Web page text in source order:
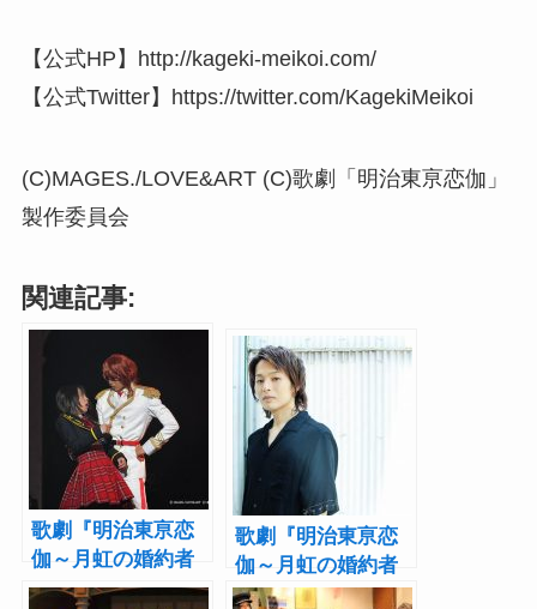
【公式HP】http://kageki-meikoi.com/
【公式Twitter】https://twitter.com/KagekiMeikoi
(C)MAGES./LOVE&ART (C)歌劇「明治東亰恋伽」
製作委員会
関連記事:
歌劇『明治東亰恋
伽～月虹の婚約者
～』大阪公演レポ
歌劇『明治東亰恋
伽～月虹の婚約者
～』インタビュ